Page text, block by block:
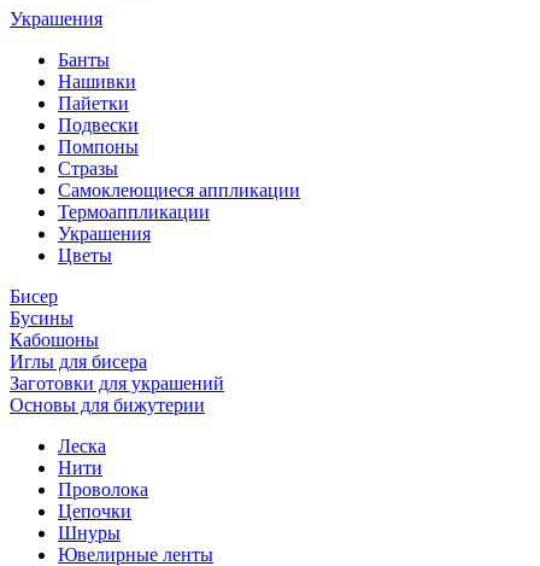
Украшения
Банты
Нашивки
Пайетки
Подвески
Помпоны
Стразы
Самоклеющиеся аппликации
Термоаппликации
Украшения
Цветы
Бисер
Бусины
Кабошоны
Иглы для бисера
Заготовки для украшений
Основы для бижутерии
Леска
Нити
Проволока
Цепочки
Шнуры
Ювелирные ленты